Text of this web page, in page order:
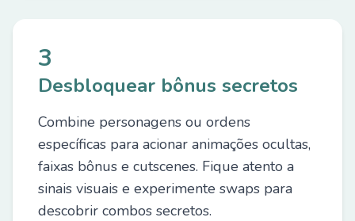
3
Desbloquear bônus secretos
Combine personagens ou ordens
específicas para acionar animações ocultas,
faixas bônus e cutscenes. Fique atento a
sinais visuais e experimente swaps para
descobrir combos secretos.